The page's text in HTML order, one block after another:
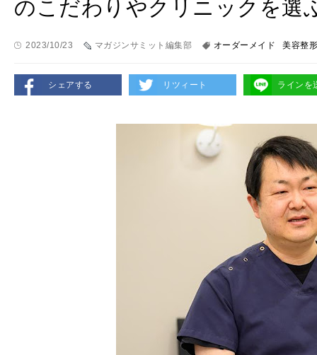
のこだわりやクリニックを選
2023/10/23 マガジンサミット編集部 オーダーメイド 美容整形
シェアする リツィート ラインを